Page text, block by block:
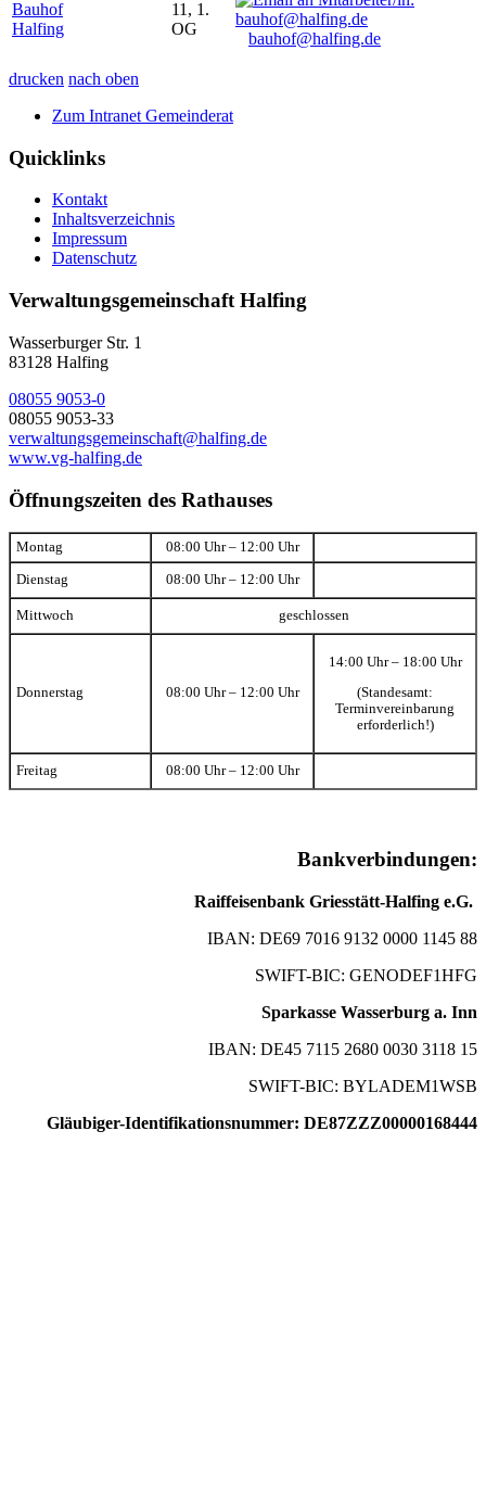
Bauhof
Halfing
11, 1.
OG
bauhof@halfing.de
drucken nach oben
Zum Intranet Gemeinderat
Quicklinks
Kontakt
Inhaltsverzeichnis
Impressum
Datenschutz
Verwaltungsgemeinschaft Halfing
Wasserburger Str. 1
83128 Halfing
08055 9053-0
08055 9053-33
verwaltungsgemeinschaft@halfing.de
www.vg-halfing.de
Öffnungszeiten des Rathauses
Montag 08:00 Uhr – 12:00 Uhr
Dienstag 08:00 Uhr – 12:00 Uhr
Mittwoch geschlossen
Donnerstag 08:00 Uhr – 12:00 Uhr
14:00 Uhr – 18:00 Uhr
(Standesamt:
Terminvereinbarung
erforderlich!)
Freitag 08:00 Uhr – 12:00 Uhr
Bankverbindungen:
Raiffeisenbank Griesstätt-Halfing e.G.
IBAN: DE69 7016 9132 0000 1145 88
SWIFT-BIC: GENODEF1HFG
Sparkasse Wasserburg a. Inn
IBAN: DE45 7115 2680 0030 3118 15
SWIFT-BIC: BYLADEM1WSB
Gläubiger-Identifikationsnummer: DE87ZZZ00000168444